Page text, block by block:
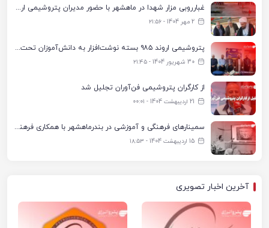
غبارروبی مزار شهدا در ماهشهر با حضور مدیران پتروشیمی اروند و مسئولان شهری
2 مهر 1404 - ۲۱:۵۶
پتروشیمی اروند ۹۸۵ بسته نوشت‌افزار به دانش‌آموزان تحت پوشش کمیته امداد بندرماهشهر اهدا کرد
30 شهریور 1404 - ۲۱:۴۵
از کارگران پتروشیمی فن‌آوران تجلیل شد
21 اردیبهشت 1404 - ۰۰:۰۱
سمینارهای فرهنگی و آموزشی در بندرماهشهر با همکاری فرهنگ‌سرای پتروشیمی مارون
15 اردیبهشت 1404 - ۱۸:۵۳
آخرین اخبار تصویری